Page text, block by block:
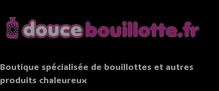
Boutique spécialisée de bouillottes et autres
produits chaleureux